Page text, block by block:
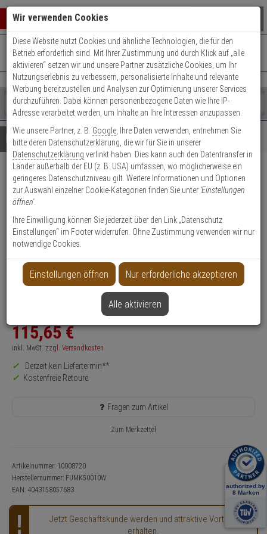
Warenkorb schließen
0 ARTIKEL IM WARENKORB
Ihr Warenkorb ist momentan leer.
Ergebnisse ()
Fertig
Shop
durchsuchen
Bitte
geben
Sie
mindestens
Zeichen
ein,
um
Suche
Es
wurde
noch
Kategorien
Suche
gestartet
+49 (0)821 899 493-0Mo. - Do.: 8:00 - 16:30 | Fr.: 8:00 - 14:00 Uhr
Kontaktservice nutzen
Details Beratung
ABUS Secvest Funk-
Öffnungsmelder FSL weiß
Produktmerkmale
Datenblatt drucken
Der Artikel ist nicht mehr verfügbar,zum Ersatzartikel
115,65 €
inkl. MwSt. zzgl. Versandkosten
Derzeit kein Liefertermin**
Kostenfreie Retoure
Fragen zum Artikel
Zum Merkzettel
Artikelnummer: 10008720
Herstellernummer: FUMK50010W
EAN: 4043158057683
Jetzt Geschäftskunde werden und attraktive Vorteile
erhalten.
Wir verwenden Cookies
Diese Website nutzt Cookies und ähnliche Technologien, die für den
Betrieb erforderlich sind. Mit Ihrer Zustimmung und durch Klick auf „alle
aktivieren“ setzen wir und unsere Partner zusätzliche Cookies, um Ihr
Nutzungserlebnis zu verbessern, personalisierte Inhalte und relevante
Werbung bereitzustellen und Analysen zur Optimierung unserer Services
durchzuführen. Dabei können personenbezogene Daten wie Ihre IP-
Adresse verarbeitet werden, um Inhalte an Ihre Interessen anzupassen.
Wie unsere Partner, z. B. Google , Ihre Daten verwenden, entnehmen Sie
bitte deren Datenschutzerklärung, die wir für Sie in unserer
Datenschutzerklärung verlinkt haben. Dies kann auch den Datentransfer in
Länder außerhalb der EU (z. B. USA) umfassen, wo möglicherweise ein
geringeres Datenschutzniveau gilt. Weitere Informationen und Optionen
zur Auswahl einzelner Cookie-Kategorien finden Sie unter 'Einstellungen
öffnen'.
Ihre Einwilligung können Sie jederzeit über den Link „Datenschutz
Einstellungen“ im Footer widerrufen. Ohne Zustimmung verwenden wir nur
notwendige Cookies.
Einstellungen öffnen Nur erforderliche akzeptieren
Alle aktivieren